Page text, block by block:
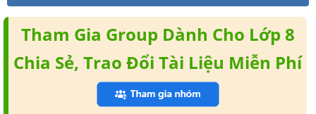
Tham Gia Group Dành Cho Lớp 8
Chia Sẻ, Trao Đổi Tài Liệu Miễn Phí